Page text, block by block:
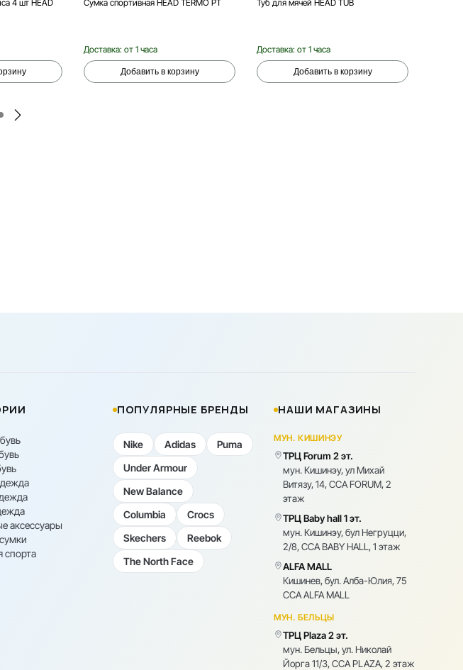
4 шт HEAD
Сумка спортивная HEAD TERMO PT
Доставка: от 1 часа
Добавить в корзину
Туб для мячей HEAD TUB
Доставка: от 1 часа
Добавить в корзину
аксессуары
спорта
ПОПУЛЯРНЫЕ БРЕНДЫ
Nike Adidas
Puma
Under Armour
New Balance
Columbia
Crocs
Skechers
Reebok
The North Face
НАШИ МАГАЗИНЫ
МУН. КИШИНЭУ
ТРЦ Forum 2 эт.
мун. Кишинэу, ул Михай
Витязу, 14, CCA FORUM, 2
этаж
ТРЦ Baby hall 1 эт.
мун. Кишинэу, бул Негруцци,
2/8, CCA BABY HALL, 1 этаж
ALFA MALL
Кишинев, бул. Алба-Юлия, 75
CCA ALFA MALL
МУН. БЕЛЬЦЫ
ТРЦ Plaza 2 эт.
мун. Бельцы, ул. Николай
Йорга 11/3, CCA PLAZA, 2 этаж